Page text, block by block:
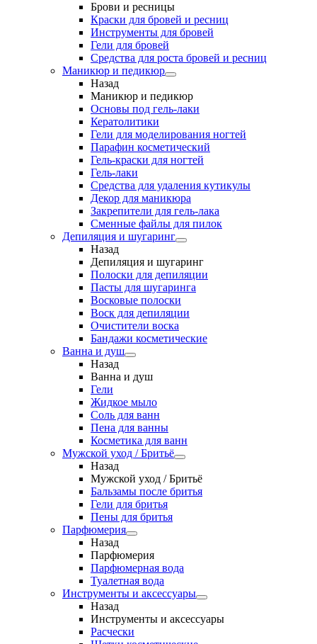
Брови и ресницы
Краски для бровей и ресниц
Инструменты для бровей
Гели для бровей
Средства для роста бровей и ресниц
Маникюр и педикюр
Назад
Маникюр и педикюр
Основы под гель-лаки
Кератолитики
Гели для моделирования ногтей
Парафин косметический
Гель-краски для ногтей
Гель-лаки
Средства для удаления кутикулы
Декор для маникюра
Закрепители для гель-лака
Сменные файлы для пилок
Депиляция и шугаринг
Назад
Депиляция и шугаринг
Полоски для депиляции
Пасты для шугаринга
Восковые полоски
Воск для депиляции
Очистители воска
Бандажи косметические
Ванна и душ
Назад
Ванна и душ
Гели
Жидкое мыло
Соль для ванн
Пена для ванны
Косметика для ванн
Мужской уход / Бритьё
Назад
Мужской уход / Бритьё
Бальзамы после бритья
Гели для бритья
Пены для бритья
Парфюмерия
Назад
Парфюмерия
Парфюмерная вода
Туалетная вода
Инструменты и аксессуары
Назад
Инструменты и аксессуары
Расчески